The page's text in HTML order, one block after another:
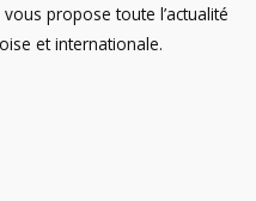
vous propose toute l’actualité
et internationale.